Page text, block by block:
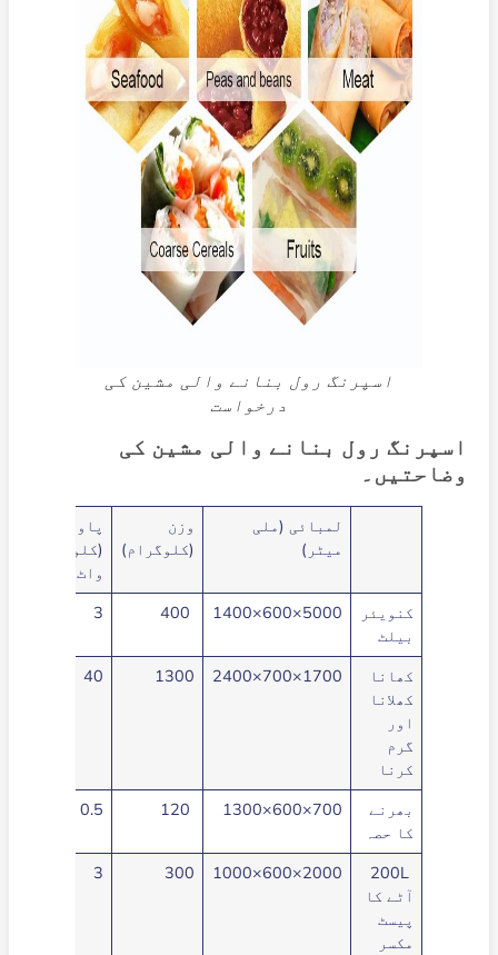
اسپرنگ رول بنانے والی مشین کی
درخواست
اسپرنگ رول بنانے والی مشین کی
وضاحتیں۔
لمبائی (ملی
میٹر)
وزن
(کلوگرام)
پاور
(کلو
واٹ)
کنویئر
بیلٹ
5000×600×1400
3
کھانا
کھلانا
اور
گرم
کرنا
1700×700×2400
1300
40
بھرنے
کا حصہ
700×600×1300
0.5
200L
آٹے کا
پیسٹ
مکسر
2000×600×1000
300
3